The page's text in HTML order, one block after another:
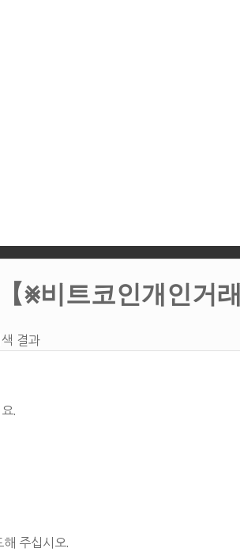
⨳비트코인개인거
결과
.
주십시오.